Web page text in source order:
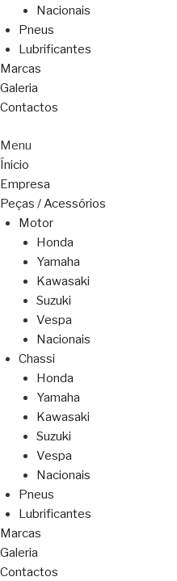
Nacionais
Pneus
Lubrificantes
Marcas
Galeria
Contactos
Menu
Ínicio
Empresa
Peças / Acessórios
Motor
Honda
Yamaha
Kawasaki
Suzuki
Vespa
Nacionais
Chassi
Honda
Yamaha
Kawasaki
Suzuki
Vespa
Nacionais
Pneus
Lubrificantes
Marcas
Galeria
Contactos